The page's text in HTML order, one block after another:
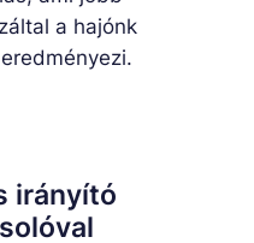
a hajónk
irányító